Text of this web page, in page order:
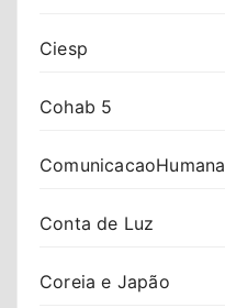
Ciesp
Cohab 5
ComunicacaoHumana
Conta de Luz
Coreia e Japão